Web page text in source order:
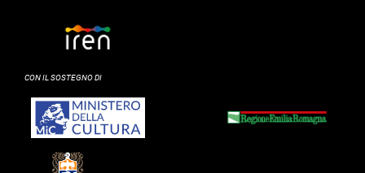
CON IL SOSTEGNO DI